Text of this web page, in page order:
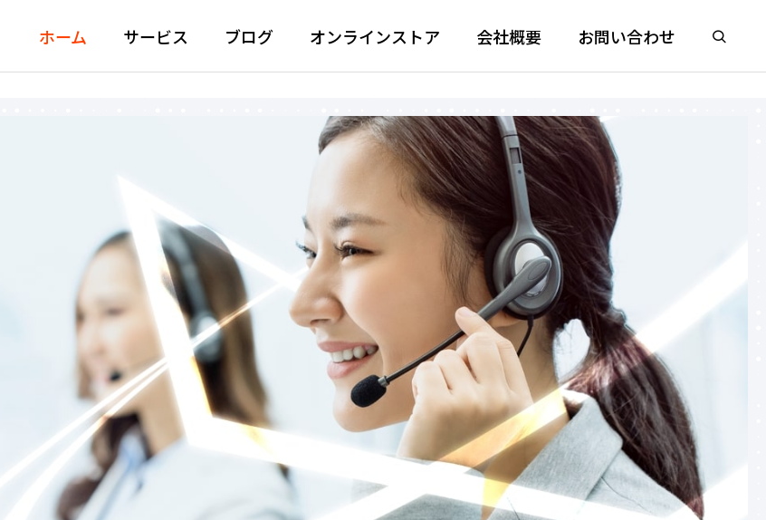
ホーム サービス ブログ オンラインストア 会社概要 お問い合わせ